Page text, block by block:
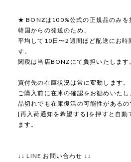
★ BONZは100%公式の正規品のみを
韓国からの発送のため、
平均して10日〜2週間ほど配送にお時
す。
関税は当店BONZにて負担いたします
買付先の在庫状況は常に変動します。
ご購入前に在庫の確認をお勧めいたし
品切れでも在庫復活の可能性があるの
[再入荷通知を希望する]を押すと自動
ます。
↓↓ LINE お問い合わせ ↓↓